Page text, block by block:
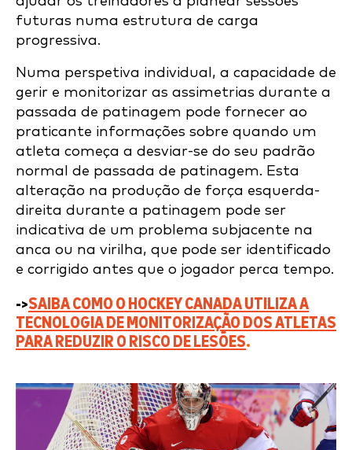
futuras numa estrutura de carga
progressiva.
Numa perspetiva individual, a capacidade de
gerir e monitorizar as assimetrias durante a
passada de patinagem pode fornecer ao
praticante informações sobre quando um
atleta começa a desviar-se do seu padrão
normal de passada de patinagem. Esta
alteração na produção de força esquerda-
direita durante a patinagem pode ser
indicativa de um problema subjacente na
anca ou na virilha, que pode ser identificado
e corrigido antes que o jogador perca tempo.
->SAIBA COMO O HOCKEY CANADA UTILIZA A
TECNOLOGIA DE MONITORIZAÇÃO DOS ATLETAS
PARA REDUZIR O RISCO DE LESÕES.